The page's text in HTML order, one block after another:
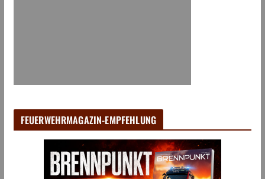
FEUERWEHRMAGAZIN-EMPFEHLUNG